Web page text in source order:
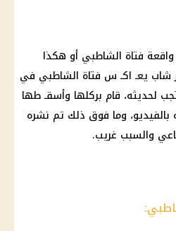
فتاة الشاطبي أو هكذا
يعـ اكـ س فتاة الشاطبي في
لحديثه، قام بركلها وأسقـ طها
وما فوق ذلك تم نشره
والسبب غريب.